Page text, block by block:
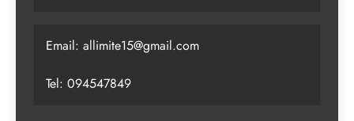
Email: allimite15@gmail.com
Tel: 094547849